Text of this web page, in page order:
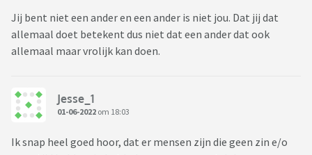
Jij bent niet een ander en een ander is niet jou. Dat jij dat
allemaal doet betekent dus niet dat een ander dat ook
allemaal maar vrolijk kan doen.
Jesse_1
01-06-2022 om 18:03
Ik snap heel goed hoor, dat er mensen zijn die geen zin e/o